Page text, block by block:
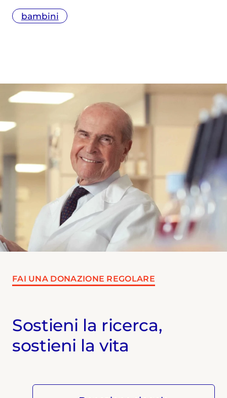
bambini
FAI UNA DONAZIONE REGOLARE
Sostieni la ricerca,
sostieni la vita